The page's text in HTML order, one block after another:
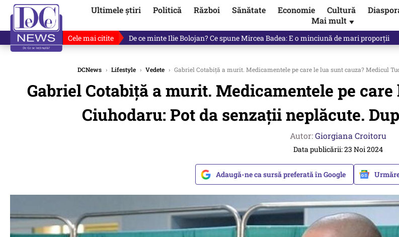
Ultimele știri Politică Război Sănătate Economie Cultură
Mai mult ▼
Cele mai citite De ce minte Ilie Bolojan? Ce spune Mircea Badea: E o minciună de mari proporții
DCNews › Lifestyle › Vedete › Gabriel Cotabiță a murit. Medicamentele pe care le lua sunt cauza? Medicul
Gabriel Cotabiță a murit. Medicamentele pe
Ciuhodaru: Pot da senzații neplăcute.
Autor:Giorgiana Croitoru
Data publicării: 23 Noi 2024
Adaugă-ne ca sursă preferată în Google